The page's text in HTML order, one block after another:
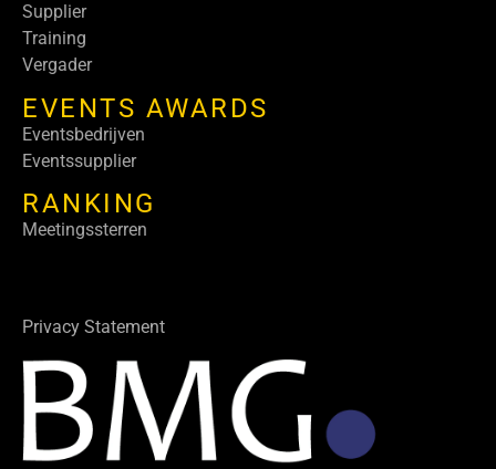
Supplier
Training
Vergader
EVENTS AWARDS
Eventsbedrijven
Eventssupplier
RANKING
Meetingssterren
Privacy Statement